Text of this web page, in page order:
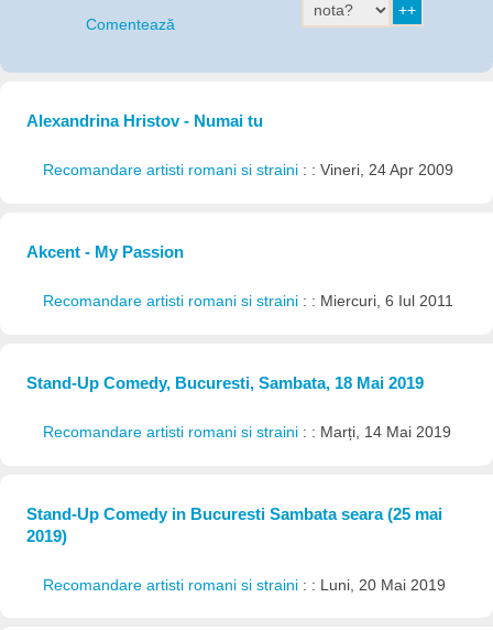
Comentează
Alexandrina Hristov - Numai tu
Recomandare artisti romani si straini : : Vineri, 24 Apr 2009
Akcent - My Passion
Recomandare artisti romani si straini : : Miercuri, 6 Iul 2011
Stand-Up Comedy, Bucuresti, Sambata, 18 Mai 2019
Recomandare artisti romani si straini : : Marți, 14 Mai 2019
Stand-Up Comedy in Bucuresti Sambata seara (25 mai
2019)
Recomandare artisti romani si straini : : Luni, 20 Mai 2019